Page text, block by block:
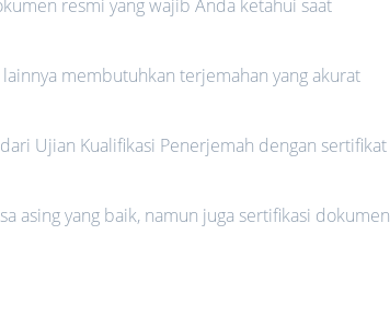
resmi yang wajib Anda ketahui saat
membutuhkan terjemahan yang akurat
Ujian Kualifikasi Penerjemah dengan sertifikat
asing yang baik, namun juga sertifikasi dokumen